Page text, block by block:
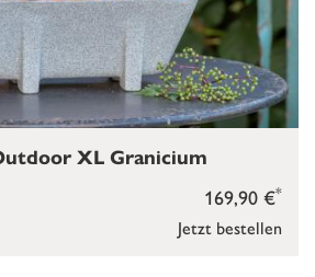
Jetzt bestellen
169,90 €*
XL Granicium